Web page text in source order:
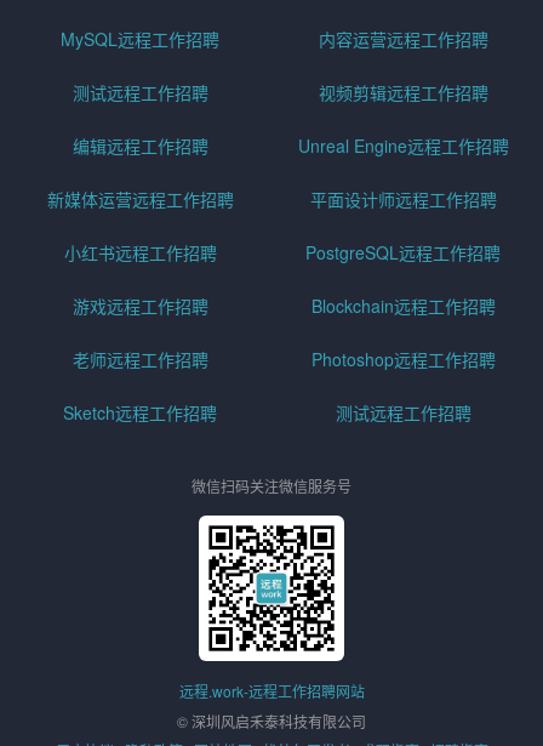
MySQL远程工作招聘 内容运营远程工作招聘
测试远程工作招聘 视频剪辑远程工作招聘
编辑远程工作招聘 Unreal Engine远程工作招聘
新媒体运营远程工作招聘 平面设计师远程工作招聘
小红书远程工作招聘 PostgreSQL远程工作招聘
游戏远程工作招聘 Blockchain远程工作招聘
老师远程工作招聘 Photoshop远程工作招聘
Sketch远程工作招聘 测试远程工作招聘
微信扫码关注微信服务号
远程.work-远程工作招聘网站
© 深圳风启禾泰科技有限公司